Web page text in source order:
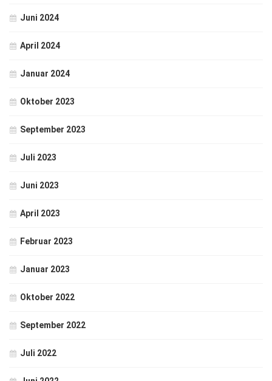
Juni 2024
April 2024
Januar 2024
Oktober 2023
September 2023
Juli 2023
Juni 2023
April 2023
Februar 2023
Januar 2023
Oktober 2022
September 2022
Juli 2022